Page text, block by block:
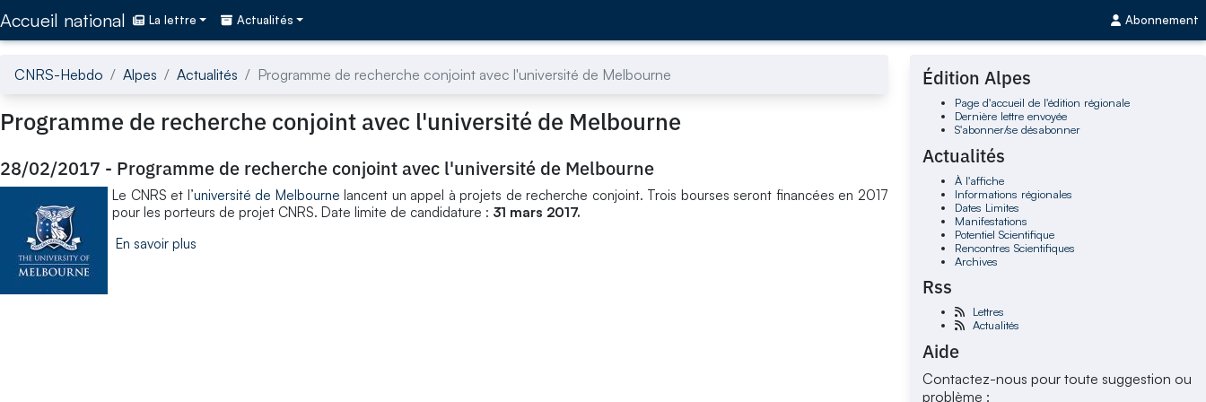
Accueil national La lettre Actualités Abonnement
CNRS-Hebdo Alpes Actualités Programme de recherche conjoint avec l'université de Melbourne
Programme de recherche conjoint avec l'université de Melbourne
28/02/2017 - Programme de recherche conjoint avec l'université de Melbourne
Le CNRS et l’université de Melbourne lancent un appel à projets de recherche conjoint. Trois bourses seront financées en 2017
pour les porteurs de projet CNRS. Date limite de candidature : 31 mars 2017.
En savoir plus
Édition Alpes
Page d'accueil de l'édition régionale
Dernière lettre envoyée
S'abonner/se désabonner
Actualités
À l'affiche
Informations régionales
Dates Limites
Manifestations
Potentiel Scientifique
Rencontres Scientifiques
Archives
Rss
Lettres
Actualités
Aide
Contactez-nous pour toute suggestion ou
problème :